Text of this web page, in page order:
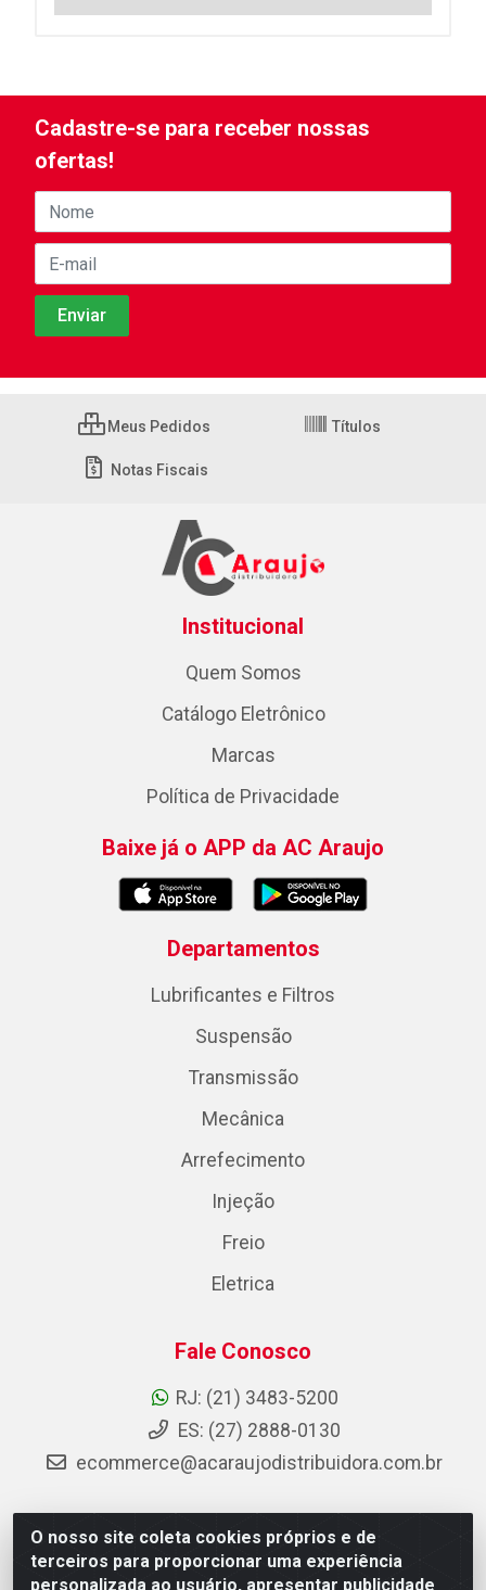
O nosso site coleta cookies próprios e de
terceiros para proporcionar uma experiência
personalizada ao usuário, apresentar publicidade
Cadastre-se para receber nossas
ofertas!
Meus Pedidos Títulos
Notas Fiscais
Institucional
Quem Somos
Catálogo Eletrônico
Marcas
Política de Privacidade
Baixe já o APP da AC Araujo
Departamentos
Lubrificantes e Filtros
Suspensão
Transmissão
Mecânica
Arrefecimento
Injeção
Freio
Eletrica
Fale Conosco
RJ: (21) 3483-5200
ES: (27) 2888-0130
ecommerce@acaraujodistribuidora.com.br
AC Araujo Distribuidora - Rua Carneiro de Campos, 42 -
São Cristóvão, Rio de Janeiro/RJ - CEP 20.920-410 -